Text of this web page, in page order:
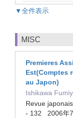
▼全件表示
MISC
Premieres
Est(Comptes
au Japon)
Ishikawa
Revue
- 132 2006年7